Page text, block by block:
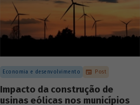
projetos de infraestrutura e o controle
societário de companhias abertas por
fundos de investimento no Brasil.
Economia e desenvolvimento Post
Impacto da construção de
usinas eólicas nos municípios